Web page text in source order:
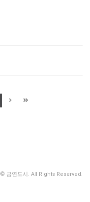
© 금연도시. All Rights Reserved.